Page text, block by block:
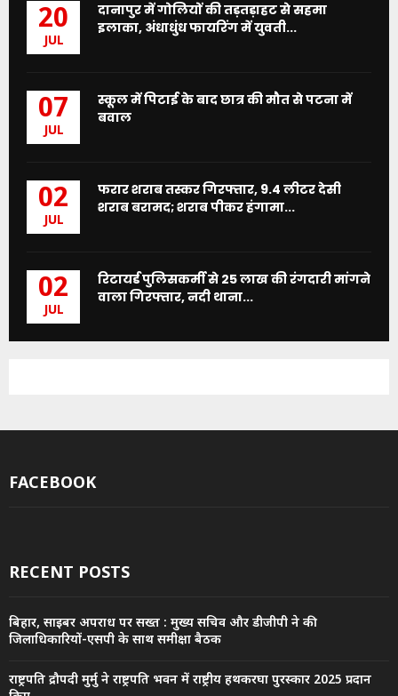
20
JUL
दानापुर में गोलियों की तड़तड़ाहट से सहमा
इलाका, अंधाधुंध फायरिंग में युवती...
07
JUL
स्कूल में पिटाई के बाद छात्र की मौत से पटना में
बवाल
02
JUL
फरार शराब तस्कर गिरफ्तार, 9.4 लीटर देसी
शराब बरामद; शराब पीकर हंगामा...
02
JUL
रिटायर्ड पुलिसकर्मी से 25 लाख की रंगदारी मांगने
वाला गिरफ्तार, नदी थाना...
FACEBOOK
RECENT POSTS
बिहार, साइबर अपराध पर सख्त : मुख्य सचिव और डीजीपी ने की
जिलाधिकारियों-एसपी के साथ समीक्षा बैठक
राष्ट्रपति द्रौपदी मुर्मु ने राष्ट्रपति भवन में राष्ट्रीय हथकरघा पुरस्कार 2025 प्रदान